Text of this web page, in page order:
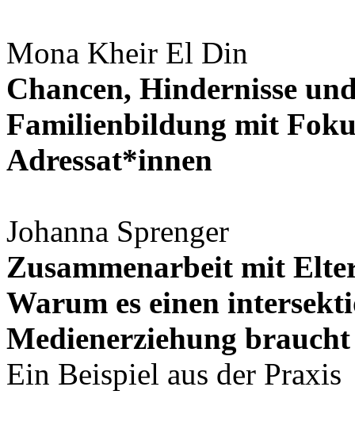
Mona Kheir El Din
Chancen, Hindernisse
Familienbildung mit
Adressat*innen
Johanna Sprenger
Zusammenarbeit mit
Warum es einen
Medienerziehung braucht
Ein Beispiel aus der Praxis